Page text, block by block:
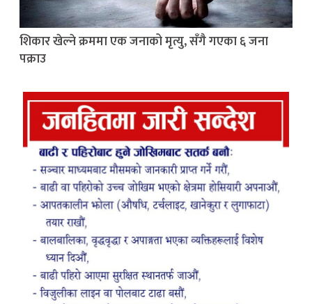
शिकार खेल्ने क्रममा एक जनाको मृत्यु, सँगै गएका ६ जना
पक्राउ